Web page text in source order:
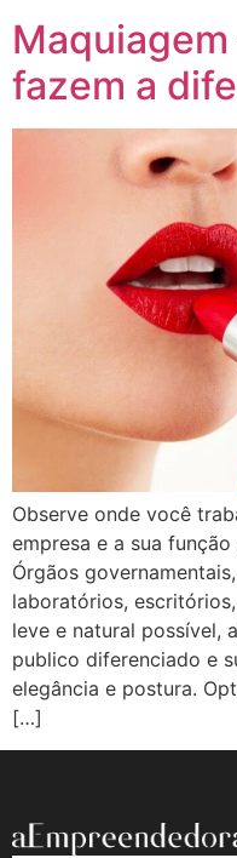
fazem a
Observe onde você
empresa e a sua
Órgãos
laboratórios,
leve e natural possível,
publico diferenciado e
elegância e postura.
[…]